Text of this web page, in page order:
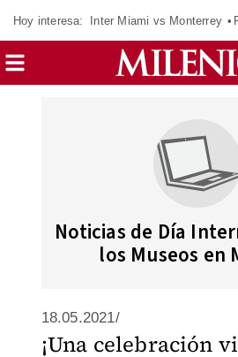
Hoy interesa: Inter Miami vs Monterrey
Noticias de Día
los Museos en
18.05.2021/
¡Una celebración